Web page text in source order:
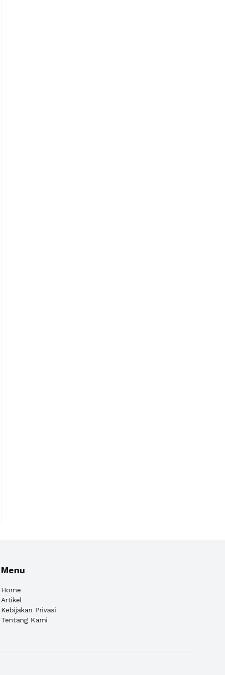
Menu
Home
Artikel
Kebijakan Privasi
Tentang Kami